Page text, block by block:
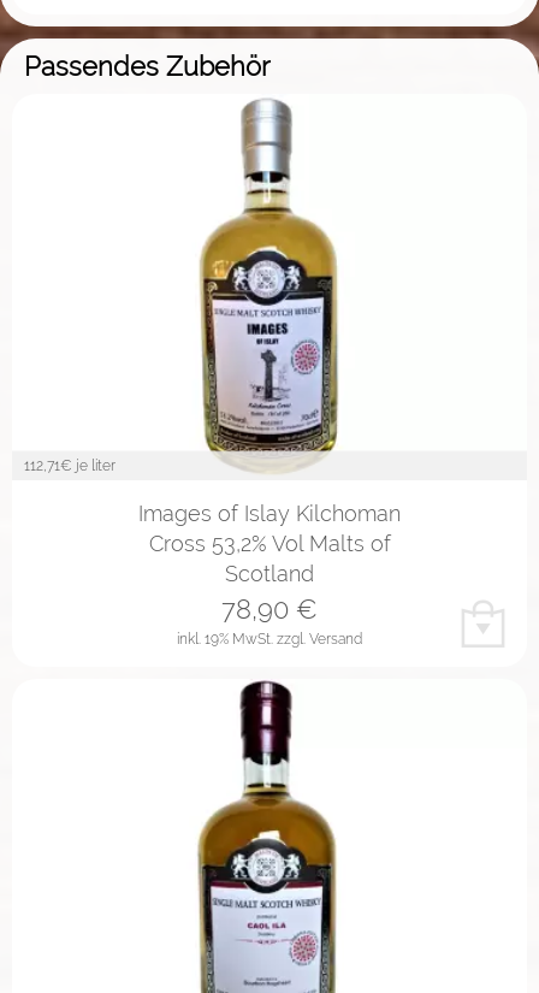
Passendes Zubehör
112,71€ je liter
Images of Islay Kilchoman
Cross 53,2% Vol Malts of
Scotland
inkl. 19% MwSt. zzgl. Versand
78,90 €